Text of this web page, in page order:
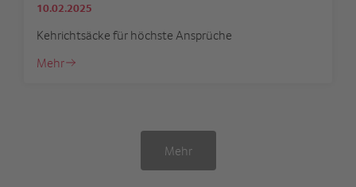
10.02.2025
Kehrichtsäcke für höchste Ansprüche
Mehr
Mehr